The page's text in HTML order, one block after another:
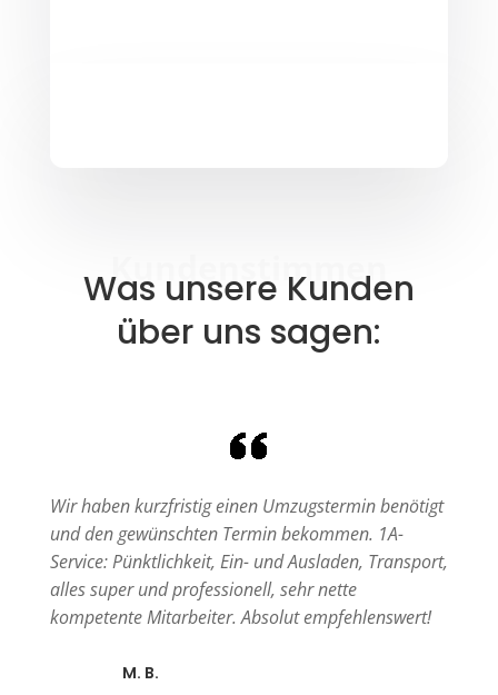
Kundenstimmen
Was unsere Kunden
über uns sagen:
Wir haben kurzfristig einen Umzugstermin benötigt
und den gewünschten Termin bekommen. 1A-
Service: Pünktlichkeit, Ein- und Ausladen, Transport,
alles super und professionell, sehr nette
kompetente Mitarbeiter. Absolut empfehlenswert!
M. B.